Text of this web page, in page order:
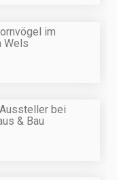
im
Wels
bei
& Bau